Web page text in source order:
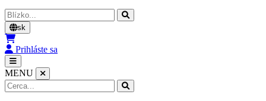
Cerca
sk
Prihláste sa
MENU